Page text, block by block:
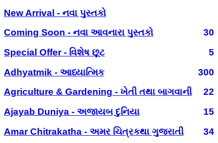
New Arrival - નવા પુસ્તકો
Coming Soon - નવા આવનારા પુસ્તકો
30
Special Offer - વિશેષ છૂટ
5
Adhyatmik - આધ્યાત્મિક
300
Agriculture & Gardening - ખેતી તથા બાગવાની
22
Ajayab Duniya - અજાયબ દુનિયા
15
Amar Chitrakatha - અમર ચિત્રકથા ગુજરાતી
34